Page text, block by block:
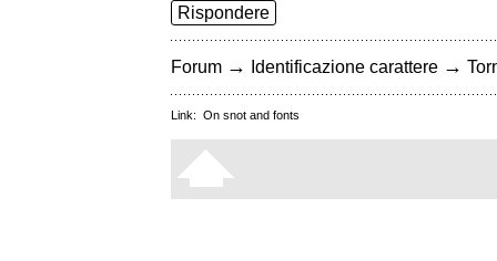
Rispondere
Forum → Identificazione carattere →
Link: On snot and fonts